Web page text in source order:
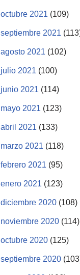
octubre 2021 (109)
septiembre 2021
agosto 2021 (102)
julio 2021 (100)
junio 2021 (114)
mayo 2021 (123)
abril 2021 (133)
marzo 2021 (118)
febrero 2021 (95)
enero 2021 (123)
diciembre 2020 (108)
noviembre 2020 (114)
octubre 2020 (125)
septiembre 2020